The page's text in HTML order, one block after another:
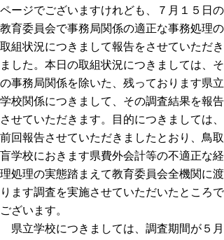
ページでございますけれども、７月１５日の
教育委員会で事務局関係の適正な事務処理の
取組状況につきまして報告をさせていただき
ました。本日の取組状況につきましては、そ
の事務局関係を除いた、残っております県立
学校関係につきまして、その調査結果を報告
させていただきます。目的につきましては、
前回報告させていただきましたとおり、鳥取
盲学校におきます県費外会計等の不適正な経
理処理の実態踏まえて教育委員会全機関に渡
ります調査を実施させていただいたところで
ございます。
県立学校につきましては、調査期間が５月